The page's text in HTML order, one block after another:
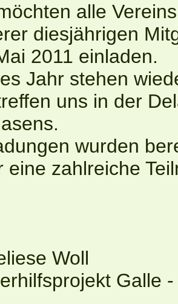
alle
diesjährigen
2011 einladen.
Jahr stehen
uns in der
wurden
eine zahlreiche
Woll
Galle